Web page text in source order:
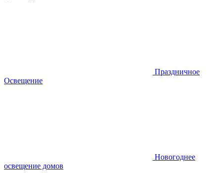
Праздничное
Освещение
Новогоднее
освещение домов